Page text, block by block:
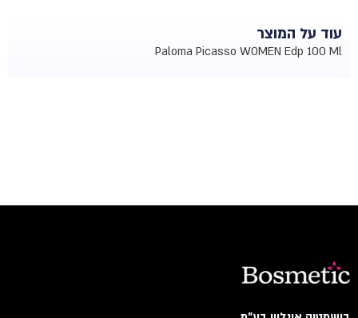
עוד על המוצר
Paloma Picasso WOMEN Edp 100 Ml